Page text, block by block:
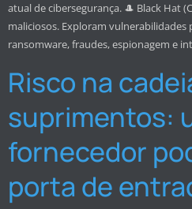
atual de cibersegurança. 🎩 Black Hat
maliciosos. Exploram vulnerabilidades
ransomware, fraudes, espionagem e
Risco na
suprimentos:
fornecedor
porta de